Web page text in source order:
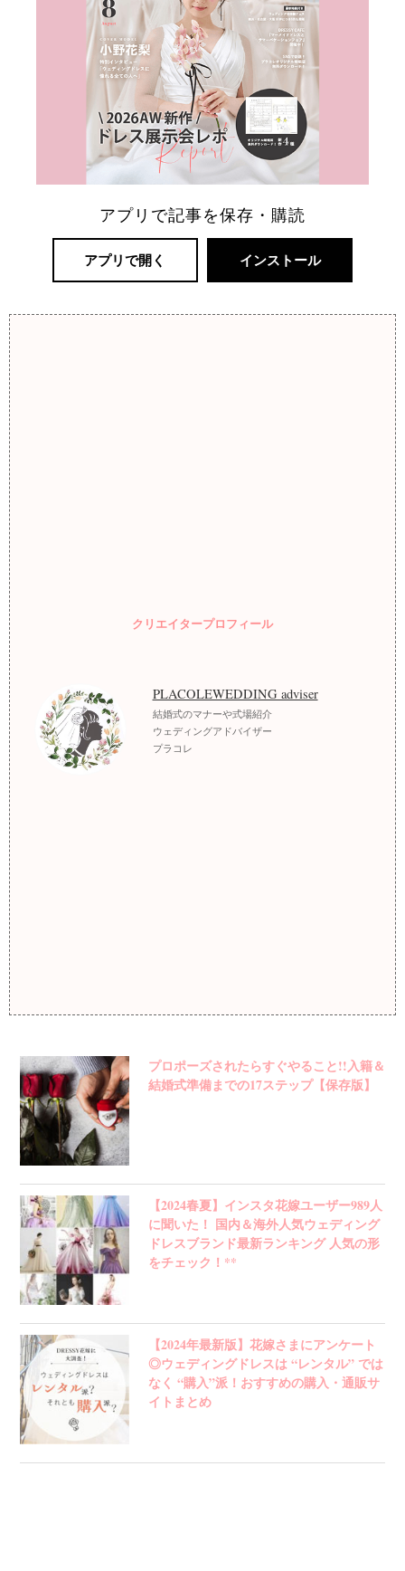
アプリで記事を保存・購読
アプリで開く インストール
クリエイタープロフィール
PLACOLEWEDDING adviser
結婚式のマナーや式場紹介
ウェディングアドバイザー
プラコレ
プロポーズされたらすぐやること!!入籍＆
結婚式準備までの17ステップ【保存版】
【2024春夏】インスタ花嫁ユーザー989人
に聞いた！ 国内＆海外人気ウェディング
ドレスブランド最新ランキング 人気の形
をチェック！**
【2024年最新版】花嫁さまにアンケート
◎ウェディングドレスは “レンタル” では
なく “購入”派！おすすめの購入・通販サ
イトまとめ